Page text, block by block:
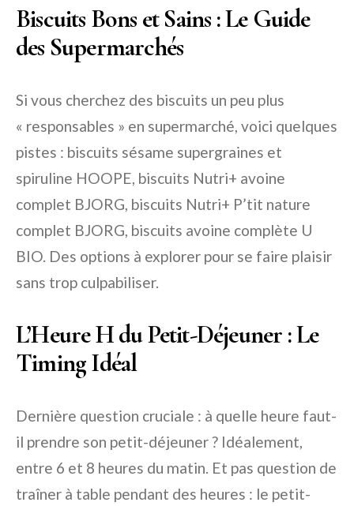
Biscuits Bons et Sains : Le Guide
des Supermarchés
Si vous cherchez des biscuits un peu plus
« responsables » en supermarché, voici quelques
pistes : biscuits sésame supergraines et
spiruline HOOPE, biscuits Nutri+ avoine
complet BJORG, biscuits Nutri+ P’tit nature
complet BJORG, biscuits avoine complète U
BIO. Des options à explorer pour se faire plaisir
sans trop culpabiliser.
L’Heure H du Petit-Déjeuner : Le
Timing Idéal
Dernière question cruciale : à quelle heure faut-
il prendre son petit-déjeuner ? Idéalement,
entre 6 et 8 heures du matin. Et pas question de
traîner à table pendant des heures : le petit-